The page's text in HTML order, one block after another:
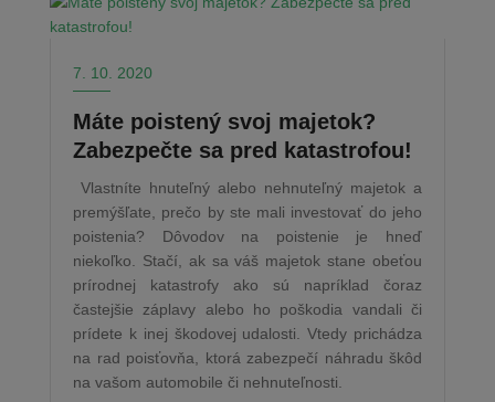
7. 10. 2020
Máte poistený svoj majetok?
Zabezpečte sa pred katastrofou!
Vlastníte hnuteľný alebo nehnuteľný majetok a
premýšľate, prečo by ste mali investovať do jeho
poistenia? Dôvodov na poistenie je hneď
niekoľko. Stačí, ak sa váš majetok stane obeťou
prírodnej katastrofy ako sú napríklad čoraz
častejšie záplavy alebo ho poškodia vandali či
prídete k inej škodovej udalosti. Vtedy prichádza
na rad poisťovňa, ktorá zabezpečí náhradu škôd
na vašom automobile či nehnuteľnosti.